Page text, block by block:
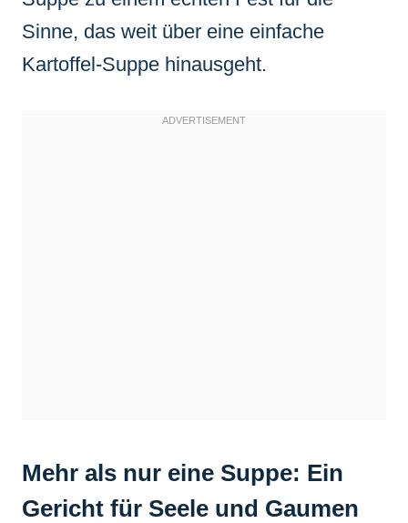
Sinne, das weit über eine einfache
Kartoffel-Suppe hinausgeht.
Mehr als nur eine Suppe: Ein
Gericht für Seele und Gaumen